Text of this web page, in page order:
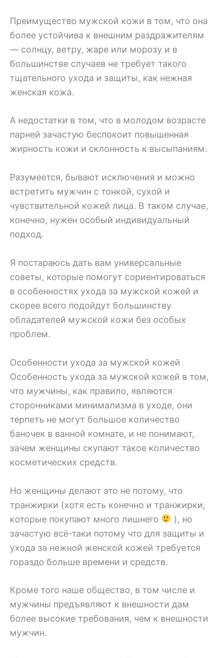
Преимущество мужской кожи в том, что она
более устойчива к внешним раздражителям
— солнцу, ветру, жаре или морозу и в
большинстве случаев не требует такого
тщательного ухода и защиты, как нежная
женская кожа.
А недостатки в том, что в молодом возрасте
парней зачастую беспокоит повышенная
жирность кожи и склонность к высыпаниям.
Разумеется, бывают исключения и можно
встретить мужчин с тонкой, сухой и
чувствительной кожей лица. В таком случае,
конечно, нужен особый индивидуальный
подход.
Я постараюсь дать вам универсальные
советы, которые помогут сориентироваться
в особенностях ухода за мужской кожей и
скорее всего подойдут большинству
обладателей мужской кожи без особых
проблем.
Особенности ухода за мужской кожей
Особенность ухода за мужской кожей в том,
что мужчины, как правило, являются
сторонниками минимализма в уходе, они
терпеть не могут большое количество
баночек в ванной комнате, и не понимают,
зачем женщины скупают такое количество
косметических средств.
Но женщины делают это не потому, что
транжирки (хотя есть конечно и транжирки,
которые покупают много лишнего
), но
зачастую всё-таки потому что для защиты и
ухода за нежной женской кожей требуется
гораздо больше времени и средств.
Кроме того наше общество, в том числе и
мужчины предъявляют к внешности дам
более высокие требования, чем к внешности
мужчин.